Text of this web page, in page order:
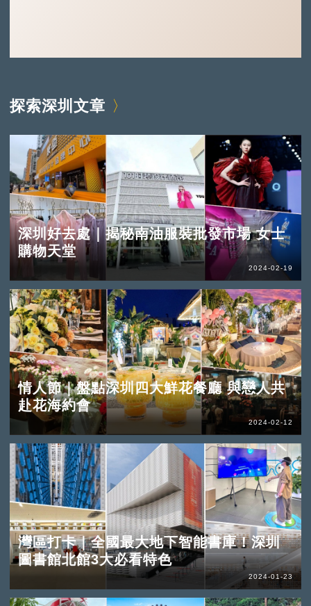
探索深圳文章
深圳好去處｜揭秘南油服裝批發市場 女士
購物天堂
2024-02-19
情人節｜盤點深圳四大鮮花餐廳 與戀人共
赴花海約會
2024-02-12
灣區打卡｜全國最大地下智能書庫！深圳
圖書館北館3大必看特色
2024-01-23